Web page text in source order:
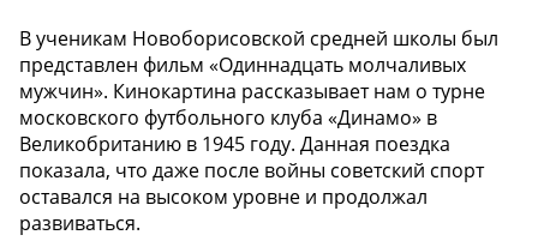
В ученикам Новоборисовской средней школы был
представлен фильм «Одиннадцать молчаливых
мужчин». Кинокартина рассказывает нам о турне
московского футбольного клуба «Динамо» в
Великобританию в 1945 году. Данная поездка
показала, что даже после войны советский спорт
оставался на высоком уровне и продолжал
развиваться.